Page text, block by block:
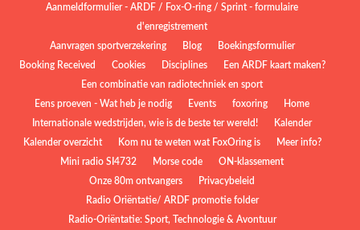
Aanmeldformulier - ARDF / Fox-O-ring / Sprint - formulaire
d'enregistrement
Aanvragen sportverzekering
Blog
Boekingsformulier
Booking Received
Cookies Disciplines
Een ARDF kaart maken?
Een combinatie van radiotechniek en sport
Eens proeven - Wat heb je nodig
Events foxoring
Home
Internationale wedstrijden, wie is de beste ter wereld!
Kalender
Kalender overzicht
Kom nu te weten wat FoxOring is
Meer info?
Mini radio SI4732
Morse code
ON-klassement
Onze 80m ontvangers
Privacybeleid
Radio Oriëntatie/ ARDF promotie folder
Radio‑Oriëntatie: Sport, Technologie & Avontuur